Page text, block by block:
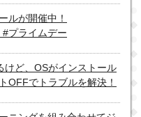
ルが開催中！
プライムデー
けど、OSがインストール
OFFでトラブルを解決！